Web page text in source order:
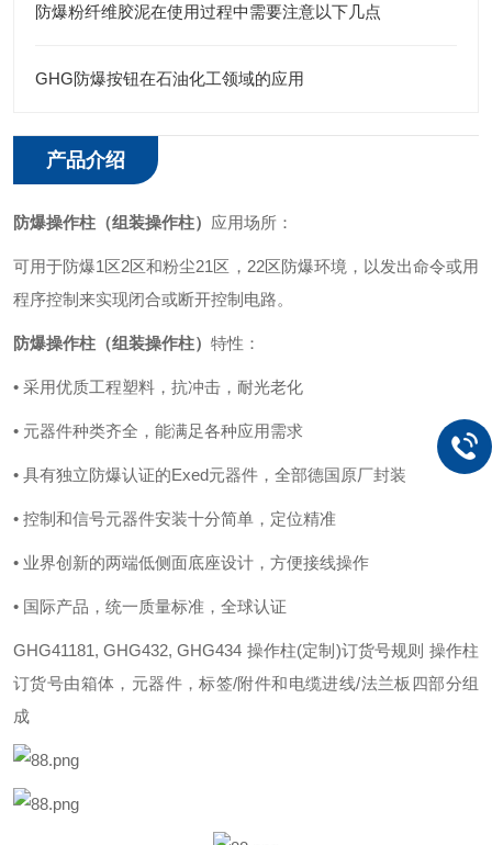
防爆粉纤维胶泥在使用过程中需要注意以下几点
GHG防爆按钮在石油化工领域的应用
产品介绍
防爆操作柱（组装操作柱） 应用场所：
可用于防爆1区2区和粉尘21区，22区防爆环境，以发出命令或用
程序控制来实现闭合或断开控制电路。
防爆操作柱（组装操作柱） 特性：
• 采用优质工程塑料，抗冲击，耐光老化
• 元器件种类齐全，能满足各种应用需求
• 具有独立防爆认证的Exed元器件，全部德国原厂封装
• 控制和信号元器件安装十分简单，定位精准
• 业界创新的两端低侧面底座设计，方便接线操作
• 国际产品，统一质量标准，全球认证
GHG41181, GHG432, GHG434 操作柱(定制)订货号规则 操作柱
订货号由箱体，元器件，标签/附件和电缆进线/法兰板四部分组
成